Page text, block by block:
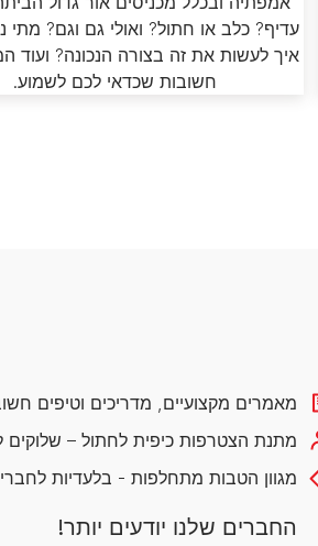
עדיף? כלב או חתול? ואולי גם וגם? מתי
איך לעשות את זה בצורה הנכונה? ועוד
חשובות שכדאי לכם לשמוע.
מאמרים מקצועיים, מדריכים וטיפים
מתנת הצטרפות כיפית לחתול – שלוקים
מגוון הטבות מתחלפות - בלעדיות לחברי
החברים שלנו יודעים יותר!